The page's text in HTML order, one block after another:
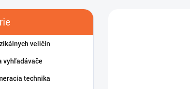
veličín
vyhľadávače
technika